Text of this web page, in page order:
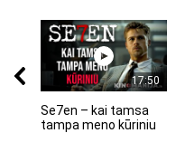
17:50
Se7en – kai tamsa
tampa meno kūriniu